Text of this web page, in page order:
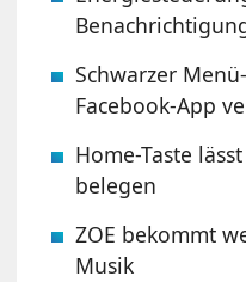
Schwarzer
Facebook-App
Home-Taste
belegen
ZOE bekommt
Musik